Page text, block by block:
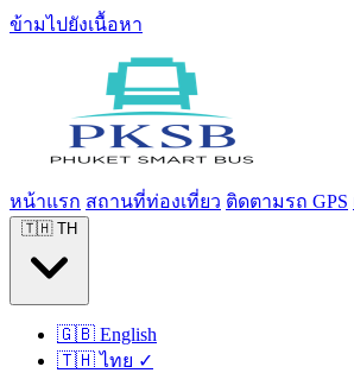
ข้ามไปยังเนื้อหา
หน้าแรก สถานที่ท่องเที่ยว ติดตามรถ GPS
🇹🇭 TH
🇬🇧 English
🇹🇭 ไทย ✓